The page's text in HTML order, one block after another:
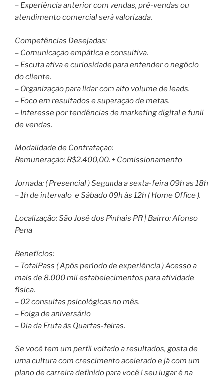
– Experiência anterior com vendas, pré-vendas ou
atendimento comercial será valorizada.
Competências Desejadas:
– Comunicação empática e consultiva.
– Escuta ativa e curiosidade para entender o negócio
do cliente.
– Organização para lidar com alto volume de leads.
– Foco em resultados e superação de metas.
– Interesse por tendências de marketing digital e funil
de vendas.
Modalidade de Contratação:
Remuneração: R$2.400,00. + Comissionamento
Jornada: ( Presencial ) Segunda a sexta-feira 09h as 18h
– 1h de intervalo e Sábado 09h às 12h ( Home Office ).
Localização: São José dos Pinhais PR | Bairro: Afonso
Pena
Benefícios:
– TotalPass ( Após período de experiência ) Acesso a
mais de 8.000 mil estabelecimentos para atividade
física.
– 02 consultas psicológicas no mês.
– Folga de aniversário
– Dia da Fruta às Quartas-feiras.
Se você tem um perfil voltado a resultados, gosta de
uma cultura com crescimento acelerado e já com um
plano de carreira definido para você ! seu lugar é na